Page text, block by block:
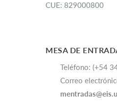
CUE: 829000800
MESA DE
Teléfono: (+54
Correo